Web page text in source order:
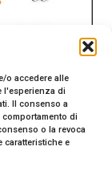
o accedere alle
l'esperienza di
Il consenso a
di
o la revoca
caratteristiche e